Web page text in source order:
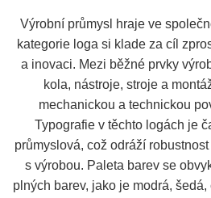
Výrobní průmysl hraje ve
kategorie loga si klade za cíl
a inovaci. Mezi běžné prvky
kola, nástroje, stroje a
mechanickou a technickou
Typografie v těchto logách je
průmyslová, což odráží
s výrobou. Paleta barev se
plných barev, jako je modrá,